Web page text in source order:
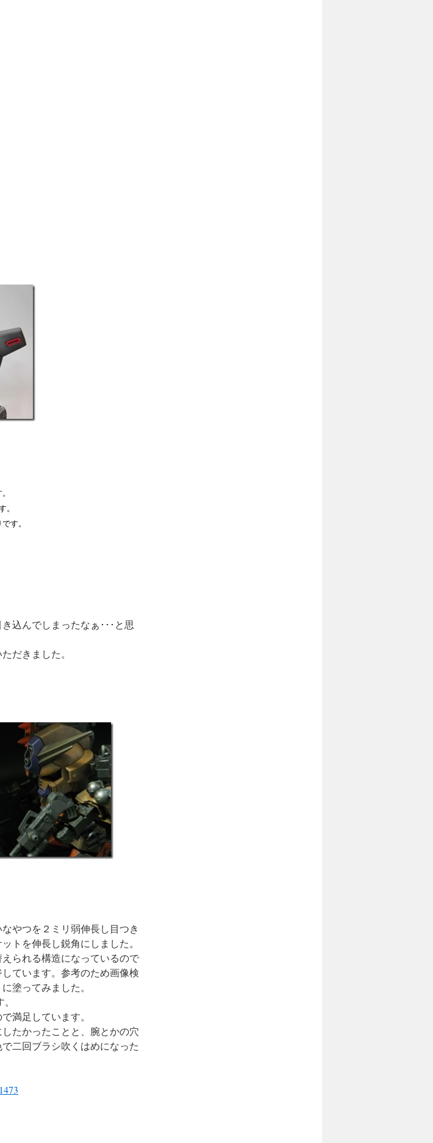
す。
込んでしまったなぁ･･･と思
だきました。
やつを２ミリ弱伸長し目つき
トを伸長し鋭角にしました。
られる構造になっているので
ています。参考のため画像検
塗ってみました。
満足しています。
たかったことと、腕とかの穴
二回ブラシ吹くはめになった